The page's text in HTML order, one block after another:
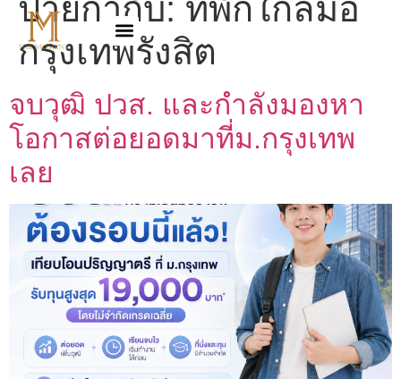
ป้ายกำกับ: ที่พักใกล้มอ
กรุงเทพรังสิต
จบวุฒิ ปวส. และกำลังมองหา
โอกาสต่อยอดมาที่ม.กรุงเทพ
เลย